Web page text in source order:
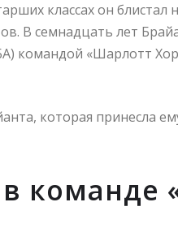
классах он блистал
В семнадцать лет
командой «Шарлотт
которая принесла
команде